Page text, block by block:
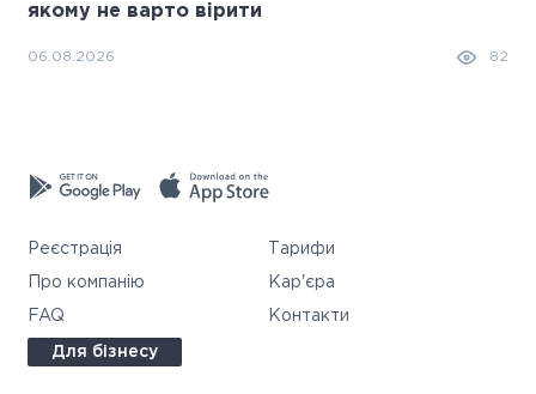
якому не варто вірити
06.08.2026 82
Реєстрація Тарифи
Про компанію Кар'єра
FAQ Контакти
Для бізнесу